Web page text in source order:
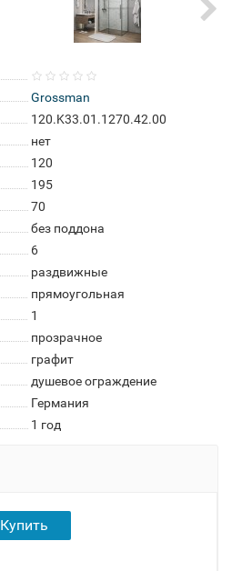
Grossman
120.K33.01.1270.42.00
нет
120
195
70
без поддона
6
раздвижные
прямоугольная
1
прозрачное
графит
душевое ограждение
Германия
1 год
Купить